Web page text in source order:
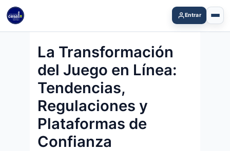
Skip
content
Entrar
La Transformación
del Juego en Línea:
Tendencias,
Regulaciones y
Plataformas de
Confianza